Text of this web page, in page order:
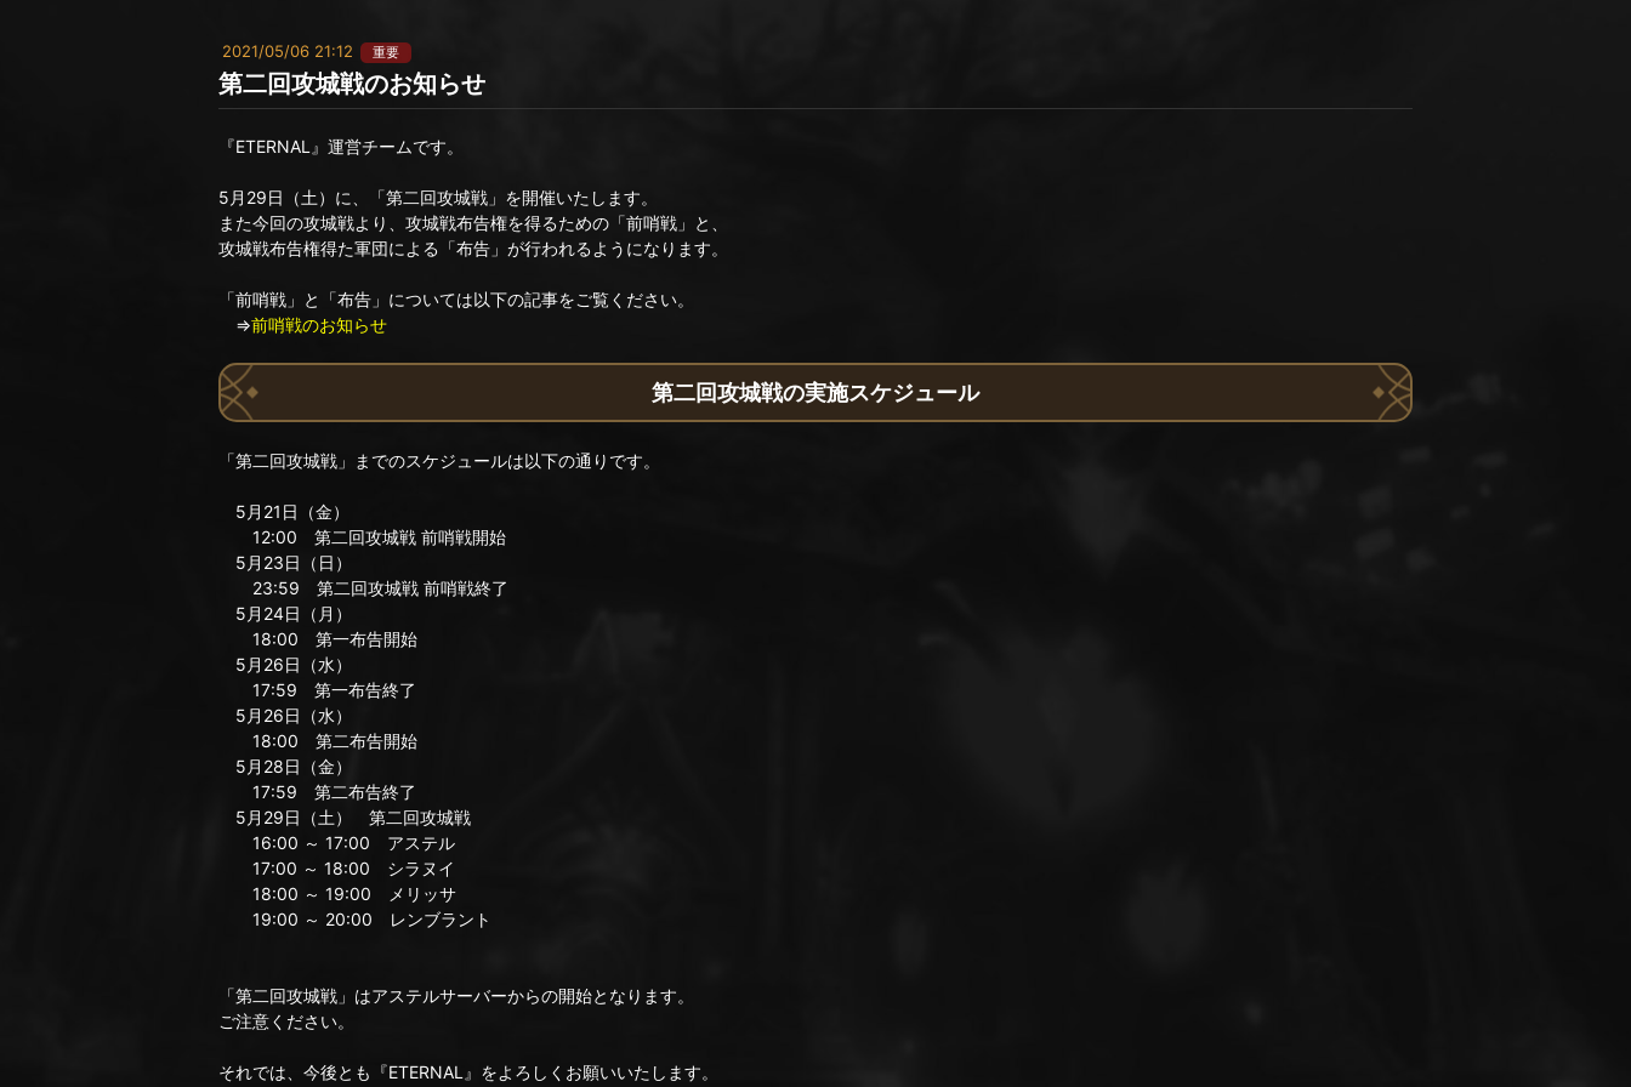
2021/05/06 21:12 重要
第二回攻城戦のお知らせ
『ETERNAL』運営チームです。
5月29日（土）に、「第二回攻城戦」を開催いたします。
また今回の攻城戦より、攻城戦布告権を得るための「前哨戦」と、
攻城戦布告権得た軍団による「布告」が行われるようになります。
「前哨戦」と「布告」については以下の記事をご覧ください。
⇒前哨戦のお知らせ
第二回攻城戦の実施スケジュール
「第二回攻城戦」までのスケジュールは以下の通りです。
5月21日（金）
12:00 第二回攻城戦 前哨戦開始
5月23日（日）
23:59 第二回攻城戦 前哨戦終了
5月24日（月）
18:00 第一布告開始
5月26日（水）
17:59 第一布告終了
5月26日（水）
18:00 第二布告開始
5月28日（金）
17:59 第二布告終了
5月29日（土） 第二回攻城戦
16:00 ～ 17:00 アステル
17:00 ～ 18:00 シラヌイ
18:00 ～ 19:00 メリッサ
19:00 ～ 20:00 レンブラント
「第二回攻城戦」はアステルサーバーからの開始となります。
ご注意ください。
それでは、今後とも『ETERNAL』をよろしくお願いいたします。